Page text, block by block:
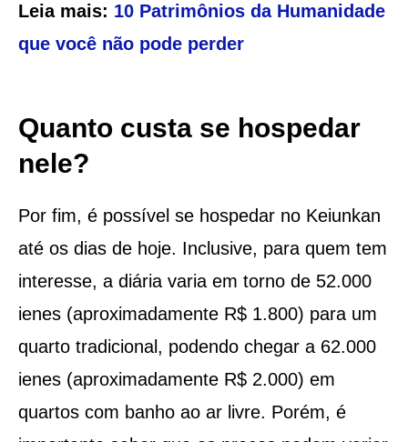
Leia mais: 10 Patrimônios da Humanidade
que você não pode perder
Quanto custa se hospedar
nele?
Por fim, é possível se hospedar no Keiunkan
até os dias de hoje. Inclusive, para quem tem
interesse, a diária varia em torno de 52.000
ienes (aproximadamente R$ 1.800) para um
quarto tradicional, podendo chegar a 62.000
ienes (aproximadamente R$ 2.000) em
quartos com banho ao ar livre. Porém, é